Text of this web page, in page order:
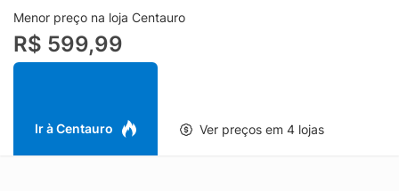
Menor preço na loja Centauro
R$ 599,99
Ir à Centauro Ver preços em 4 lojas